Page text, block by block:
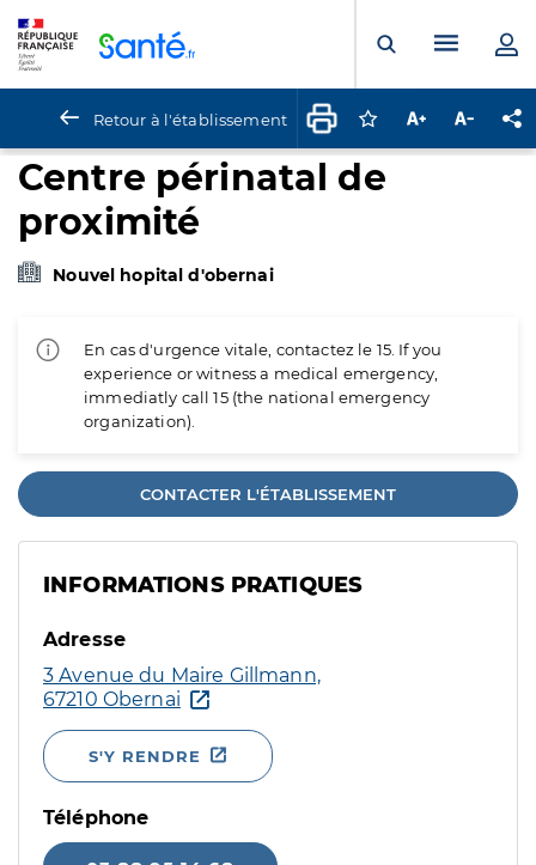
Ouvrir laMenu
Retour à l'établissement Connectez-vous
Augmenter la
Centre périnatal de
proximité
Nouvel hopital d'obernai
En cas d'urgence vitale, contactez le 15. If you
experience or witness a medical emergency,
immediatly call 15 (the national emergency
organization).
CONTACTER L'ÉTABLISSEMENT
INFORMATIONS PRATIQUES
Adresse
3 Avenue du Maire Gillmann,
67210 Obernai
S'Y RENDRE
Téléphone